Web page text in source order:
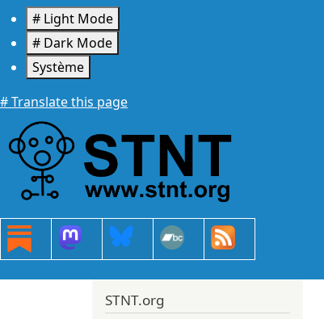
Aller au contenu principal
# Light Mode
# Dark Mode
Système
# Translate this page
STNT.org